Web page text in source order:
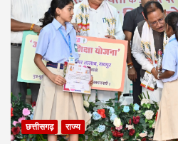
छत्तीसगढ़ राज्य